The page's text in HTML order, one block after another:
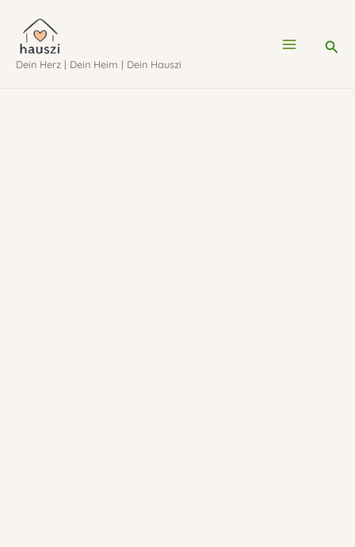
Inhalt
springen
Dein Herz | Dein Heim | Dein Hauszi